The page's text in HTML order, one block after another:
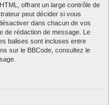
offrant un large contrôle de
peut décider si vous
dans chacun de vos
de rédaction de message. Le
balises sont incluses entre
sur le BBCode, consultez le